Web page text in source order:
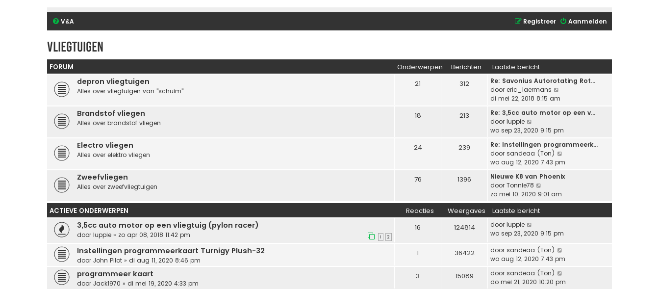
V&A Aanmelden
Registreer
vliegtuigen
FORUM Onderwerpen Berichten Laatste bericht
depron vliegtuigen
Alles over vliegtuigen van "schuim"
21 312
Re: Savonius Autorotating Rot…
door eric_laermans
e
i
k
l
a
a
s
e
b
i
h
t
di mei 22, 2018 8:15 am
Brandstof vliegen
Alles over brandstof vliegen
18 213
Re: 3,5cc auto motor op een v…
door luppie
e
i
j
k
l
a
a
s
t
b
r
i
c
h
wo sep 23, 2020 9:15 pm
Electro vliegen
Alles over elektro vliegen
24 239
Re: Instellingen programmeerk…
door sandeaa (Ton)
e
i
l
t
e
r
wo aug 12, 2020 7:43 pm
Zweefvliegen
Alles over zweefvliegtuigen
76 1396
Nieuwe K8 van Phoenix
door Tonnie78
e
k
j
l
a
a
s
t
zo mei 10, 2020 9:01 am
ACTIEVE ONDERWERPEN Reacties Weergaves Laatste bericht
3,5cc auto motor op een vliegtuig (pylon racer)
door luppie » zo apr 08, 2018 11:42 pm 1 2
16 124814 door luppie
wo sep 23, 2020 9:15 pm
Instellingen programmeerkaart Turnigy Plush-32
door John Pilot » di aug 11, 2020 8:46 pm
1 36422 door sandeaa (Ton)
wo aug 12, 2020 7:43 pm
programmeer kaart
door Jack1970 » di mei 19, 2020 4:33 pm
3 15089 door sandeaa (Ton)
do mei 21, 2020 10:20 pm